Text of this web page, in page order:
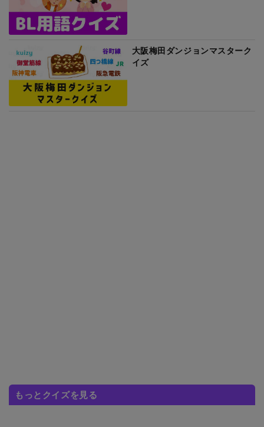
大阪梅田ダンジョンマスターク
イズ
もっとクイズを見る